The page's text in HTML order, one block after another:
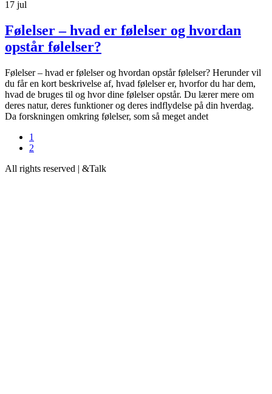
17 jul
Følelser – hvad er følelser og hvordan
opstår følelser?
Følelser – hvad er følelser og hvordan opstår følelser? Herunder vil
du får en kort beskrivelse af, hvad følelser er, hvorfor du har dem,
hvad de bruges til og hvor dine følelser opstår. Du lærer mere om
deres natur, deres funktioner og deres indflydelse på din hverdag.
Da forskningen omkring følelser, som så meget andet
1
2
All rights reserved | &Talk